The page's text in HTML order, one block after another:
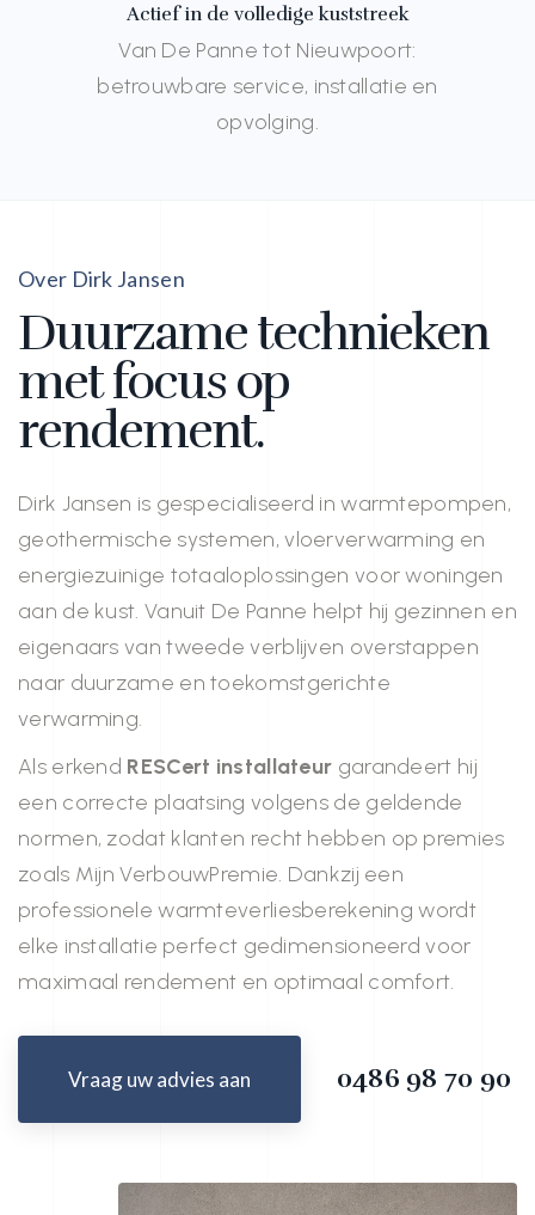
Actief in de volledige kuststreek
Van De Panne tot Nieuwpoort:
betrouwbare service, installatie en
opvolging.
Over Dirk Jansen
Duurzame technieken
met focus op
rendement.
Dirk Jansen is gespecialiseerd in warmtepompen,
geothermische systemen, vloerverwarming en
energiezuinige totaaloplossingen voor woningen
aan de kust. Vanuit De Panne helpt hij gezinnen en
eigenaars van tweede verblijven overstappen
naar duurzame en toekomstgerichte
verwarming.
Als erkend RESCert installateur garandeert hij
een correcte plaatsing volgens de geldende
normen, zodat klanten recht hebben op premies
zoals Mijn VerbouwPremie. Dankzij een
professionele warmteverliesberekening wordt
elke installatie perfect gedimensioneerd voor
maximaal rendement en optimaal comfort.
Vraag uw advies aan 0486 98 70 90